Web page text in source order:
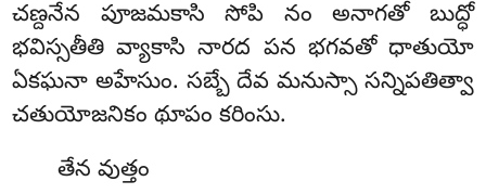
చణ్దనేన పూజమకాసి సోపి నం అనాగతో బుద్ధో
భవిస్సతీతి వ్యాకాసి నారద పన భగవతో ధాతుయో
ఏకఘనా అహేసుం. సబ్బే దేవ మనుస్సా సన్నిపతిత్వా
చతుయోజనికం థూపం కరింసు.
తేన వుత్తం